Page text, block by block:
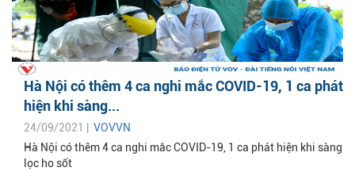
Hà Nội có thêm 4 ca nghi mắc COVID-19, 1 ca phát
hiện khi sàng...
24/09/2021 | VOVVN
Hà Nội có thêm 4 ca nghi mắc COVID-19, 1 ca phát hiện khi sàng
lọc ho sốt